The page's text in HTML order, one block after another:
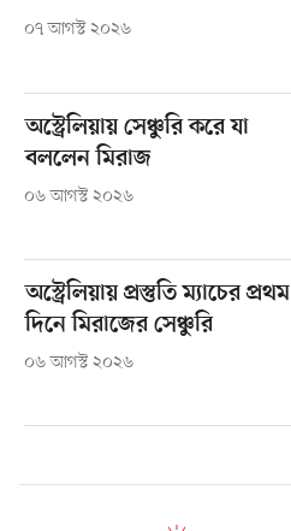
০৭ আগস্ট ২০২৬
অস্ট্রেলিয়ায় সেঞ্চুরি করে যা
বললেন মিরাজ
০৬ আগস্ট ২০২৬
অস্ট্রেলিয়ায় প্রস্তুতি ম্যাচের প্রথম
দিনে মিরাজের সেঞ্চুরি
০৬ আগস্ট ২০২৬